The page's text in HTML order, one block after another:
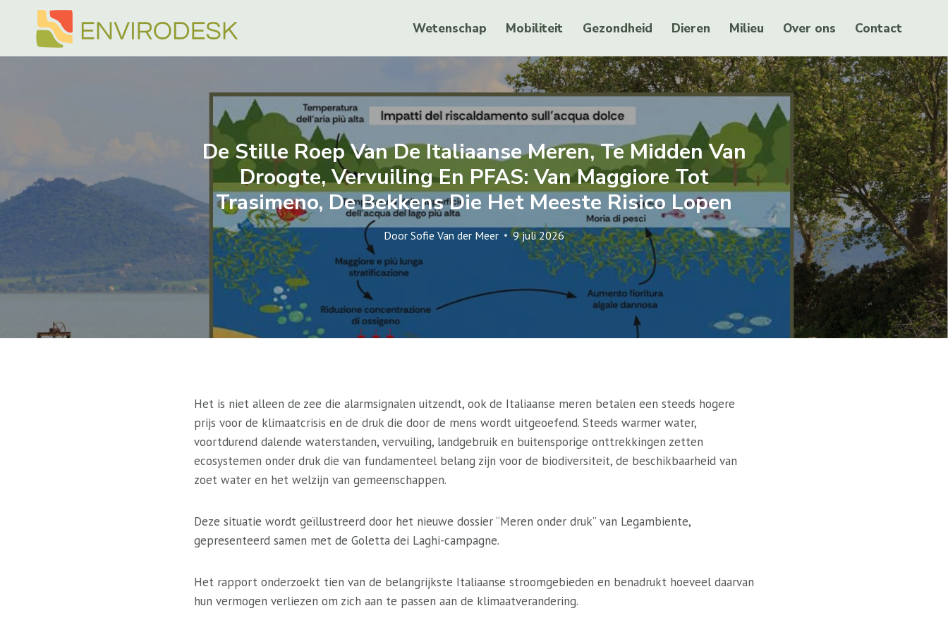
Doorgaan
Wetenschap Mobiliteit Gezondheid Dieren Milieu Over ons Contact
De Stille Roep Van De Italiaanse Meren, Te Midden Van
Droogte, Vervuiling En PFAS: Van Maggiore Tot
Trasimeno, De Bekkens Die Het Meeste Risico Lopen
Door Sofie Van der Meer 9 juli 2026
Het is niet alleen de zee die alarmsignalen uitzendt, ook de Italiaanse meren betalen een steeds hogere
prijs voor de klimaatcrisis en de druk die door de mens wordt uitgeoefend. Steeds warmer water,
voortdurend dalende waterstanden, vervuiling, landgebruik en buitensporige onttrekkingen zetten
ecosystemen onder druk die van fundamenteel belang zijn voor de biodiversiteit, de beschikbaarheid van
zoet water en het welzijn van gemeenschappen.
Deze situatie wordt geïllustreerd door het nieuwe dossier “Meren onder druk” van Legambiente,
gepresenteerd samen met de Goletta dei Laghi-campagne.
Het rapport onderzoekt tien van de belangrijkste Italiaanse stroomgebieden en benadrukt hoeveel daarvan
hun vermogen verliezen om zich aan te passen aan de klimaatverandering.